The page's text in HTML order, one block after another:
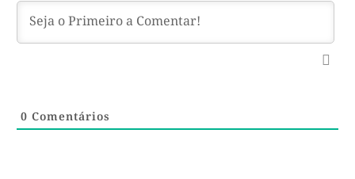
0 Comentários